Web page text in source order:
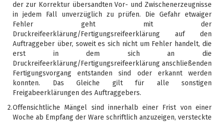
der zur Korrektur übersandten Vor- und Zwischenerzeugnisse
in jedem Fall unverzüglich zu prüfen. Die Gefahr etwaiger
Fehler geht mit der
Druckreifeerklärung/Fertigungsreifeerklärung auf den
Auftraggeber über, soweit es sich nicht um Fehler handelt, die
erst in dem sich an die
Druckreifeerklärung/Fertigungsreifeerklärung anschließenden
Fertigungsvorgang entstanden sind oder erkannt werden
konnten. Das Gleiche gilt für alle sonstigen
Freigabeerklärungen des Auftraggebers.
2.Offensichtliche Mängel sind innerhalb einer Frist von einer
Woche ab Empfang der Ware schriftlich anzuzeigen, versteckte